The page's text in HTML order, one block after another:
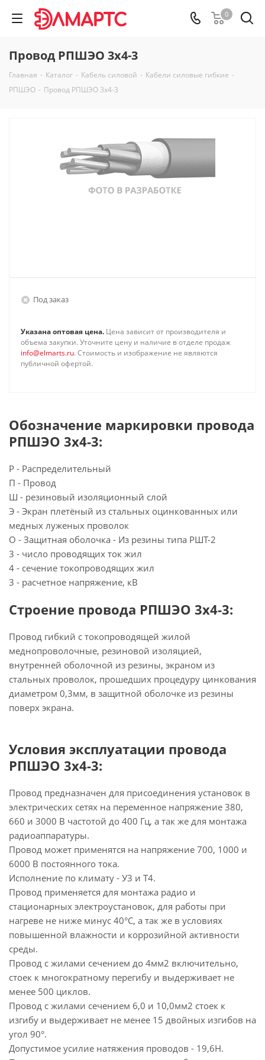
0
Провод РПШЭО 3х4-3
Главная - Каталог - Кабель силовой - Кабели силовые гибкие -
РПШЭО - Провод РПШЭО 3х4-3
Под заказ
Указана оптовая цена. Цена зависит от производителя и
объема закупки. Уточните цену и наличие в отделе продаж
info@elmarts.ru. Стоимость и изображение не являются
публичной офертой.
Обозначение маркировки провода
РПШЭО 3х4-3:
Р - Распределительный
П - Провод
Ш - резиновый изоляционный слой
Э - Экран плетёный из стальных оцинкованных или
медных луженых проволок
О - Защитная оболочка - Из резины типа РШТ-2
3 - число проводящих ток жил
4 - сечение токопроводящих жил
3 - расчетное напряжение, кВ
Строение провода РПШЭО 3х4-3:
Провод гибкий с токопроводящей жилой
меднопроволочные, резиновой изоляцией,
внутренней оболочной из резины, экраном из
стальных проволок, прошедших процедуру цинкования
диаметром 0,3мм, в защитной оболочке из резины
поверх экрана.
Условия эксплуатации провода
РПШЭО 3х4-3:
Провод предназначен для присоединения установок в
электрических сетях на переменное напряжение 380,
660 и 3000 В частотой до 400 Гц, а так же для монтажа
радиоаппаратуры.
Провод может применятся на напряжение 700, 1000 и
6000 В постоянного тока.
Исполнение по климату - У3 и Т4.
Провод применяется для монтажа радио и
стационарных электроустановок, для работы при
нагреве не ниже минус 40°С, а так же в условиях
повышенной влажности и коррозийной активности
среды.
Провод с жилами сечением до 4мм2 включительно,
стоек к многократному перегибу и выдерживает не
менее 500 циклов.
Провод с жилами сечением 6,0 и 10,0мм2 стоек к
изгибу и выдерживает не менее 15 двойных изгибов на
угол 90°.
Допустимое усилие натяжения проводов - 19,6Н.